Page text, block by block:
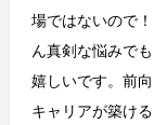
場ではないので
ん真剣な悩みで
嬉しいです。前
キャリアが築け